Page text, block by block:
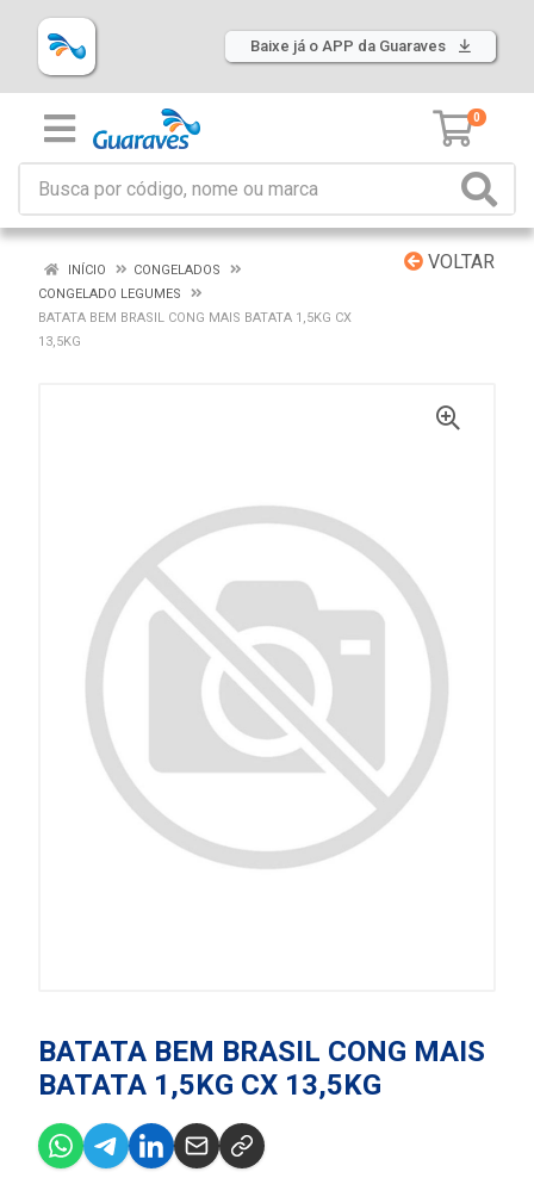
Baixe já o APP da Guaraves
0
VOLTAR
INÍCIO
CONGELADOS
CONGELADO LEGUMES
BATATA BEM BRASIL CONG MAIS BATATA 1,5KG CX
13,5KG
BATATA BEM BRASIL CONG MAIS
BATATA 1,5KG CX 13,5KG